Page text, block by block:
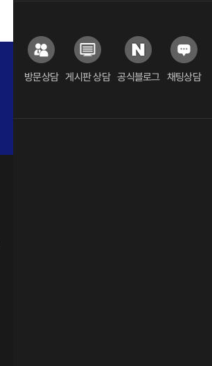
방문상담 게시판 상담 공식블로그 채팅상담